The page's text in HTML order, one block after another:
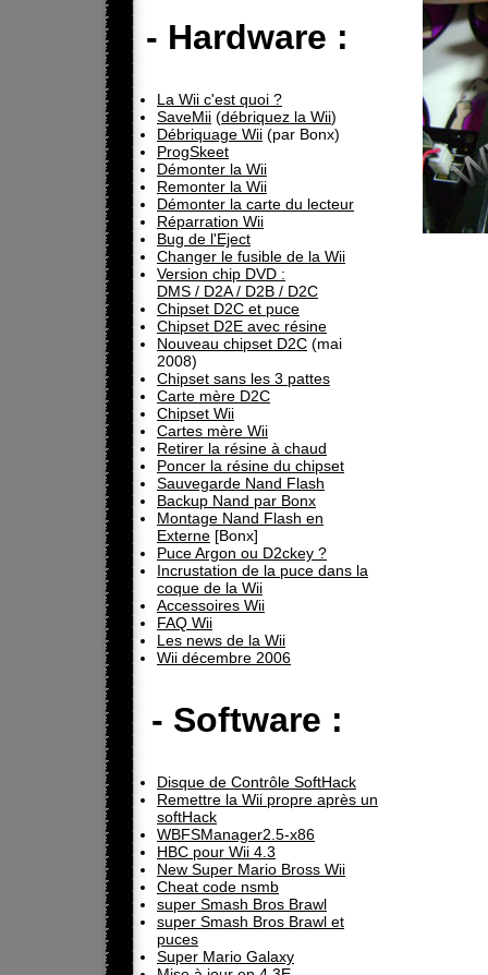
- Hardware :
La Wii c'est quoi ?
SaveMii (débriquez la Wii)
Débriquage Wii (par Bonx)
ProgSkeet
Démonter la Wii
Remonter la Wii
Démonter la carte du lecteur
Réparration Wii
Bug de l'Eject
Changer le fusible de la Wii
Version chip DVD :
DMS / D2A / D2B / D2C
Chipset D2C et puce
Chipset D2E avec résine
Nouveau chipset D2C (mai
2008)
Chipset sans les 3 pattes
Carte mère D2C
Chipset Wii
Cartes mère Wii
Retirer la résine à chaud
Poncer la résine du chipset
Sauvegarde Nand Flash
Backup Nand par Bonx
Montage Nand Flash en
Externe [Bonx]
Puce Argon ou D2ckey ?
Incrustation de la puce dans la
coque de la Wii
Accessoires Wii
FAQ Wii
Les news de la Wii
Wii décembre 2006
- Software :
Disque de Contrôle SoftHack
Remettre la Wii propre après un
softHack
WBFSManager2.5-x86
HBC pour Wii 4.3
New Super Mario Bross Wii
Cheat code nsmb
super Smash Bros Brawl
super Smash Bros Brawl et
puces
Super Mario Galaxy